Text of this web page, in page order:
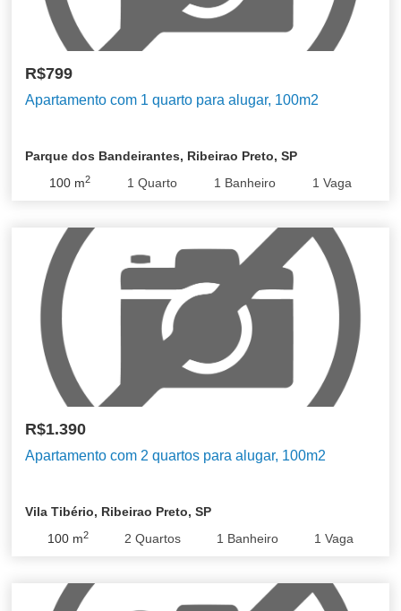
R$799
Apartamento com 1 quarto para alugar, 100m2
Parque dos Bandeirantes, Ribeirao Preto, SP
100m2 1 Quarto 1 Banheiro 1 Vaga
R$1.390
Apartamento com 2 quartos para alugar, 100m2
Vila Tibério, Ribeirao Preto, SP
100 m2 2 Quartos 1 Banheiro 1 Vaga